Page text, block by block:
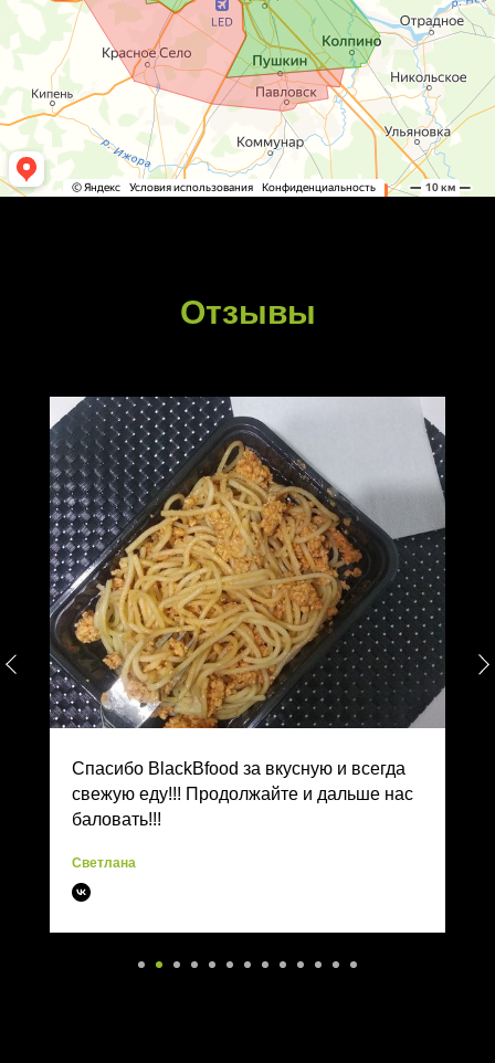
Отзывы
Спасибо BlackBfood за вкусную и всегда
свежую еду!!! Продолжайте и дальше нас
баловать!!!
Светлана